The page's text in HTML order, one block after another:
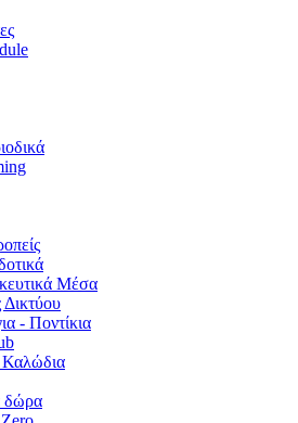
Μέσα
Δικτύου
- Ποντίκια
δώρα